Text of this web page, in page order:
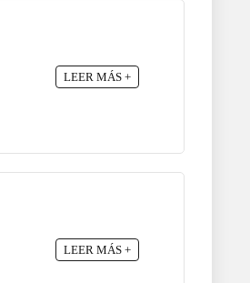
LEER MÁS +
LEER MÁS +